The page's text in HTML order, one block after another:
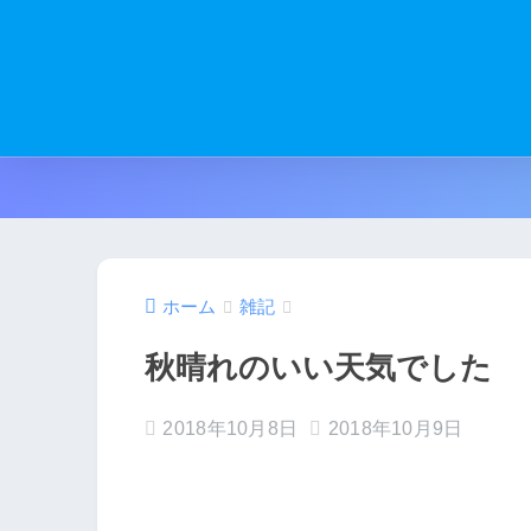
ホーム 雑記
秋晴れのいい天気でした
2018年10月8日 2018年10月9日